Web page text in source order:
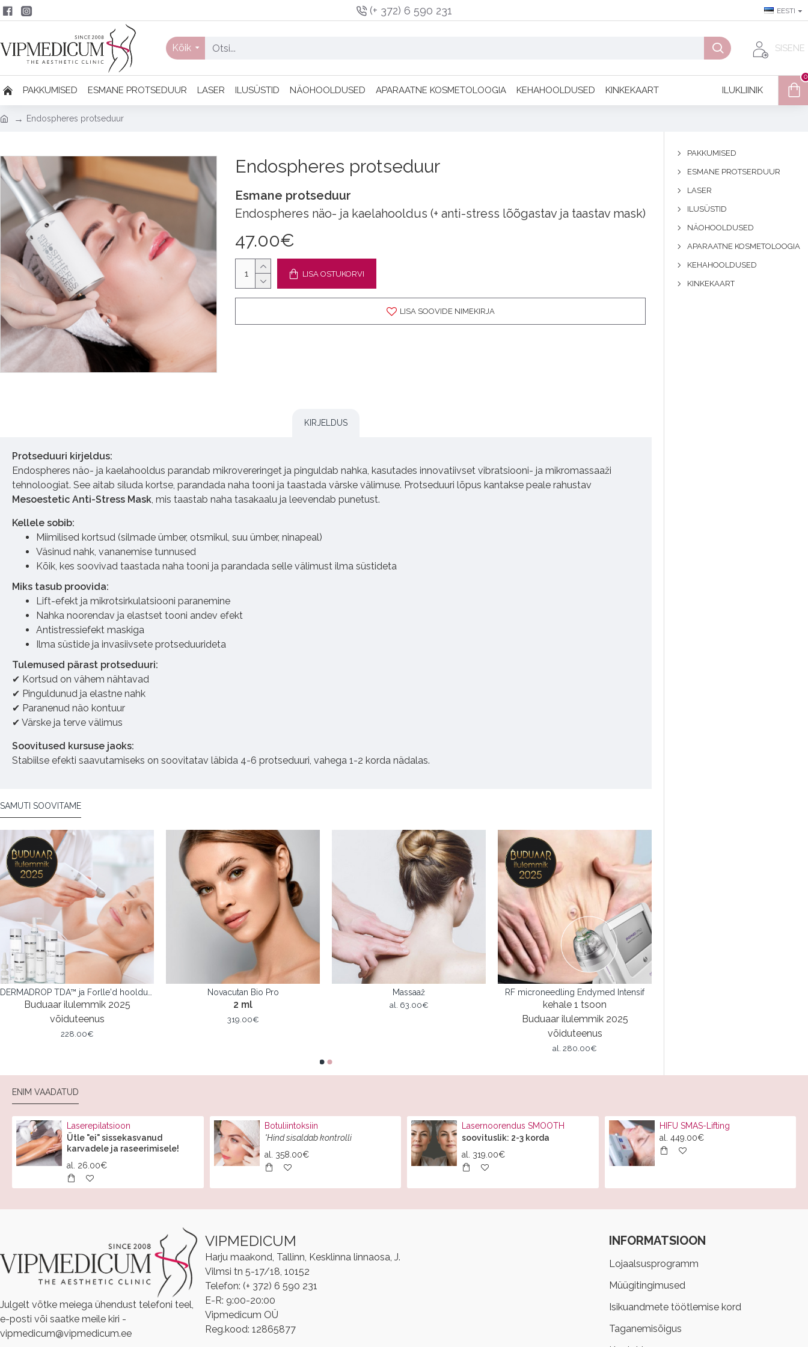
(+ 372) 6 590 231 EESTI
Kõik SISENE
PAKKUMISED ESMANE PROTSEDUUR LASER ILUSÜSTID NÄOHOOLDUSED APARAATNE KOSMETOLOOGIA KEHAHOOLDUSED KINKEKAART ILUKLIINIK
0
Endospheres protseduur
Endospheres protseduur
Esmane protseduur
Endospheres näo- ja kaelahooldus (+ anti-stress lõõgastav ja taastav mask)
47.00€
LISA OSTUKORVI
LISA SOOVIDE NIMEKIRJA
KIRJELDUS
Protseduuri kirjeldus:
Endospheres näo- ja kaelahooldus parandab mikrovereringet ja pinguldab nahka, kasutades innovatiivset vibratsiooni- ja mikromassaaži
tehnoloogiat. See aitab siluda kortse, parandada naha tooni ja taastada värske välimuse. Protseduuri lõpus kantakse peale rahustav
Mesoestetic Anti-Stress Mask, mis taastab naha tasakaalu ja leevendab punetust.
Kellele sobib:
Miimilised kortsud (silmade ümber, otsmikul, suu ümber, ninapeal)
Väsinud nahk, vananemise tunnused
Kõik, kes soovivad taastada naha tooni ja parandada selle välimust ilma süstideta
Miks tasub proovida:
Lift-efekt ja mikrotsirkulatsiooni paranemine
Nahka noorendav ja elastset tooni andev efekt
Antistressiefekt maskiga
Ilma süstide ja invasiivsete protseduurideta
Tulemused pärast protseduuri:
✔ Kortsud on vähem nähtavad
✔ Pinguldunud ja elastne nahk
✔ Paranenud näo kontuur
✔ Värske ja terve välimus
Soovitused kursuse jaoks:
Stabiilse efekti saavutamiseks on soovitatav läbida 4-6 protseduuri, vahega 1-2 korda nädalas.
SAMUTI SOOVITAME
Buduaar ilulemmik 2025
võiduteenus
228.00€
Novacutan Bio Pro
2 ml
319.00€
Massaaž
al. 63.00€
RF microneedling Endymed Intensif
kehale 1 tsoon
Buduaar ilulemmik 2025
võiduteenus
al. 280.00€
PAKKUMISED
ESMANE PROTSERDUUR
LASER
ILUSÜSTID
NÄOHOOLDUSED
APARAATNE KOSMETOLOOGIA
KEHAHOOLDUSED
KINKEKAART
ENIM VAADATUD
Laserepilatsioon
Ütle "ei" sissekasvanud
karvadele ja raseerimisele!
al. 26.00€
Botuliintoksiin
*Hind sisaldab kontrolli
al. 358.00€
Lasernoorendus SMOOTH
soovituslik: 2-3 korda
al. 319.00€
HIFU SMAS-Lifting
al. 449.00€
Julgelt võtke meiega ühendust telefoni teel,
e-posti või saatke meile kiri -
vipmedicum@vipmedicum.ee
VIPMEDICUM
Harju maakond, Tallinn, Kesklinna linnaosa, J.
Vilmsi tn 5-17/18, 10152
Telefon: (+ 372) 6 590 231
E-R: 9:00-20:00
Vipmedicum OÜ
Reg.kood: 12865877
INFORMATSIOON
Lojaalsusprogramm
Müügitingimused
Isikuandmete töötlemise kord
Taganemisõigus